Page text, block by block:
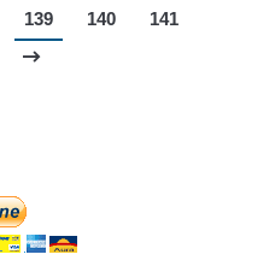
139 140
141